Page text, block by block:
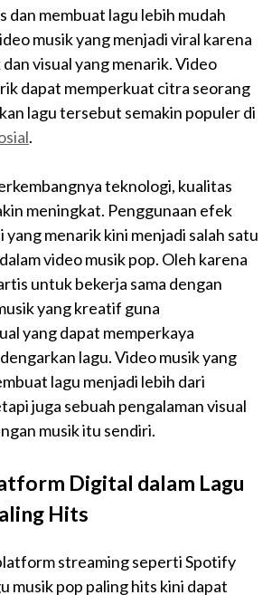
dan membuat lagu lebih mudah
musik yang menjadi viral karena
visual yang menarik. Video
dapat memperkuat citra seorang
lagu tersebut semakin populer di
.
teknologi, kualitas
meningkat. Penggunaan efek
yang menarik kini menjadi salah satu
video musik pop. Oleh karena
untuk bekerja sama dengan
yang kreatif guna
yang dapat memperkaya
lagu. Video musik yang
lagu menjadi lebih dari
juga sebuah pengalaman visual
musik itu sendiri.
Digital dalam Lagu
Hits
streaming seperti Spotify
musik pop paling hits kini dapat